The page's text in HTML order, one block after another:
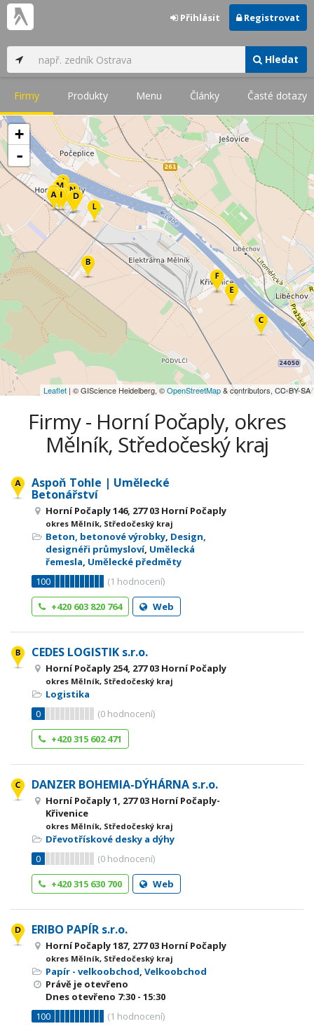
Hledat
Přihlásit Registrovat
Firmy Produkty Menu Články Časté dotazy
+
-
Leaflet | © GIScience Heidelberg, ©OpenStreetMap& contributors, CC-BY-SA
Firmy - Horní Počaply, okres
Mělník, Středočeský kraj
Aspoň Tohle | Umělecké
Betonářství
Horní Počaply 146, 277 03 Horní Počaply
okres Mělník, Středočeský kraj
Beton, betonové výrobky, Design,
designéři průmysloví, Umělecká
řemesla, Umělecké předměty
100
(1 hodnocení)
+420 603 820 764
Web
CEDES LOGISTIK s.r.o.
Horní Počaply 254, 277 03 Horní Počaply
okres Mělník, Středočeský kraj
Logistika
0
(0 hodnocení)
+420 315 602 471
DANZER BOHEMIA-DÝHÁRNA s.r.o.
Horní Počaply 1, 277 03 Horní Počaply-
Křivenice
okres Mělník, Středočeský kraj
Dřevotřískové desky a dýhy
0
(0 hodnocení)
+420 315 630 700
Web
ERIBO PAPÍR s.r.o.
Horní Počaply 187, 277 03 Horní Počaply
okres Mělník, Středočeský kraj
Papír - velkoobchod, Velkoobchod
Právě je otevřeno
Dnes otevřeno 7:30 - 15:30
100
(1 hodnocení)